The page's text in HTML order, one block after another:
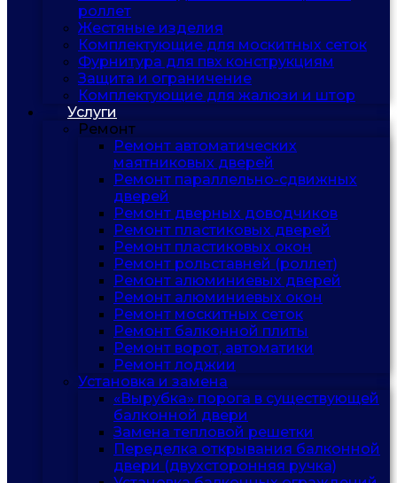
роллет
Жестяные изделия
Комплектующие для москитных сеток
Фурнитура для пвх конструкциям
Защита и ограничение
Комплектующие для жалюзи и штор
Услуги
Ремонт
Ремонт автоматических
маятниковых дверей
Ремонт параллельно-сдвижных
дверей
Ремонт дверных доводчиков
Ремонт пластиковых дверей
Ремонт пластиковых окон
Ремонт рольставней (роллет)
Ремонт алюминиевых дверей
Ремонт алюминиевых окон
Ремонт москитных сеток
Ремонт балконной плиты
Ремонт ворот, автоматики
Ремонт лоджии
Установка и замена
«Вырубка» порога в существующей
балконной двери
Замена тепловой решетки
Переделка открывания балконной
двери (двухсторонняя ручка)